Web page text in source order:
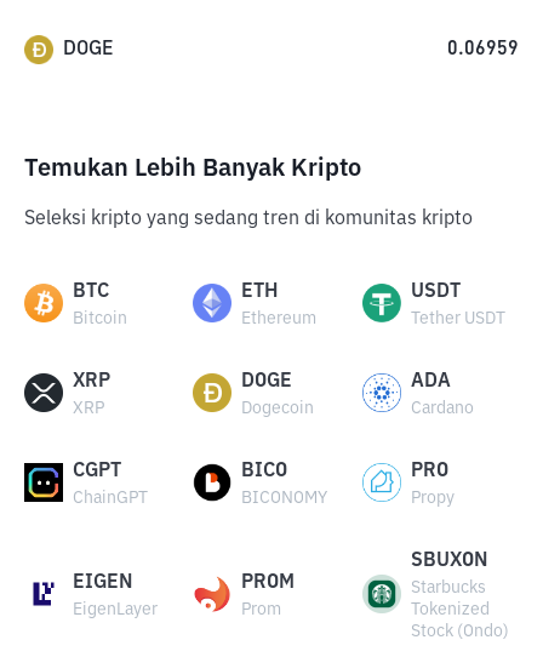
DOGE 0.06959
Temukan Lebih Banyak Kripto
Seleksi kripto yang sedang tren di komunitas kripto
BTC
Bitcoin
ETH
Ethereum
USDT
Tether USDT
XRP
XRP
DOGE
Dogecoin
ADA
Cardano
CGPT
ChainGPT
BICO
BICONOMY
PRO
Propy
EIGEN
EigenLayer
PROM
Prom
SBUXON
Starbucks
Tokenized
Stock (Ondo)